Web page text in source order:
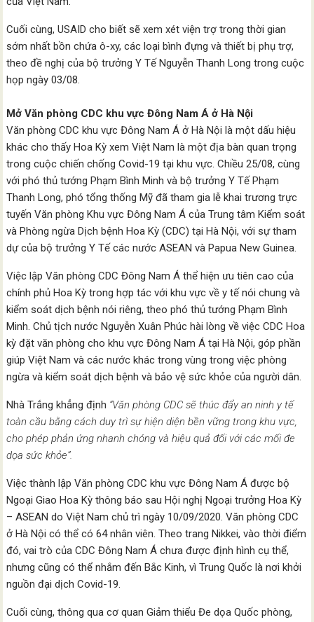
Cuối cùng, USAID cho biết sẽ xem xét viện trợ trong thời gian
sớm nhất bồn chứa ô-xy, các loại bình đựng và thiết bị phụ trợ,
theo đề nghị của bộ trưởng Y Tế Nguyễn Thanh Long trong cuộc
họp ngày 03/08.
Mở Văn phòng CDC khu vực Đông Nam Á ở Hà Nội
Văn phòng CDC khu vực Đông Nam Á ở Hà Nội là một dấu hiệu
khác cho thấy Hoa Kỳ xem Việt Nam là một địa bàn quan trọng
trong cuộc chiến chống Covid-19 tại khu vực. Chiều 25/08, cùng
với phó thủ tướng Phạm Bình Minh và bộ trưởng Y Tế Phạm
Thanh Long, phó tổng thống Mỹ đã tham gia lễ khai trương trực
tuyến Văn phòng Khu vực Đông Nam Á của Trung tâm Kiểm soát
và Phòng ngừa Dịch bệnh Hoa Kỳ (CDC) tại Hà Nội, với sự tham
dự của bộ trưởng Y Tế các nước ASEAN và Papua New Guinea.
Việc lập Văn phòng CDC Đông Nam Á thể hiện ưu tiên cao của
chính phủ Hoa Kỳ trong hợp tác với khu vực về y tế nói chung và
kiểm soát dịch bệnh nói riêng, theo phó thủ tướng Phạm Bình
Minh. Chủ tịch nước Nguyễn Xuân Phúc hài lòng về việc CDC Hoa
kỳ đặt văn phòng cho khu vực Đông Nam Á tại Hà Nội, góp phần
giúp Việt Nam và các nước khác trong vùng trong việc phòng
ngừa và kiểm soát dịch bệnh và bảo vệ sức khỏe của người dân.
Nhà Trắng khẳng định “Văn phòng CDC sẽ thúc đẩy an ninh y tế
toàn cầu bằng cách duy trì sự hiện diện bền vững trong khu vực,
cho phép phản ứng nhanh chóng và hiệu quả đối với các mối đe
dọa sức khỏe”.
Việc thành lập Văn phòng CDC khu vực Đông Nam Á được bộ
Ngoại Giao Hoa Kỳ thông báo sau Hội nghị Ngoại trưởng Hoa Kỳ
– ASEAN do Việt Nam chủ trì ngày 10/09/2020. Văn phòng CDC
ở Hà Nội có thể có 64 nhân viên. Theo trang Nikkei, vào thời điểm
đó, vai trò của CDC Đông Nam Á chưa được định hình cụ thể,
nhưng cũng có thể nhắm đến Bắc Kinh, vì Trung Quốc là nơi khởi
nguồn đại dịch Covid-19.
Cuối cùng, thông qua cơ quan Giảm thiểu Đe dọa Quốc phòng,